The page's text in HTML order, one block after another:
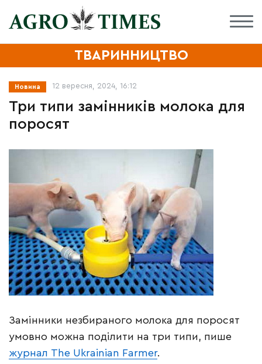
ТВАРИННИЦТВО
Новина 12 вересня, 2024, 16:12
Три типи замінників молока для
поросят
Замінники незбираного молока для поросят
умовно можна поділити на три типи, пише
журнал The Ukrainian Farmer.